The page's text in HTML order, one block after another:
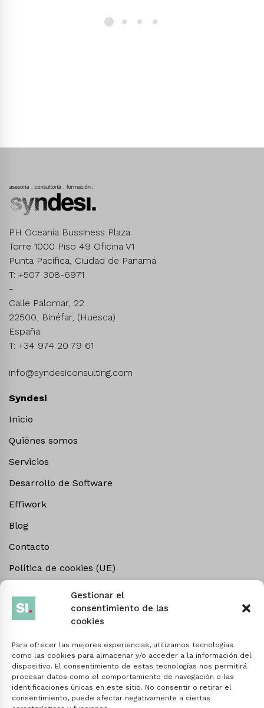
Gestionar el
consentimiento de las
cookies
Para ofrecer las mejores experiencias, utilizamos tecnologías
como las cookies para almacenar y/o acceder a la información del
dispositivo. El consentimiento de estas tecnologías nos permitirá
procesar datos como el comportamiento de navegación o las
identificaciones únicas en este sitio. No consentir o retirar el
consentimiento, puede afectar negativamente a ciertas
PH Oceanía Bussiness Plaza
Torre 1000 Piso 49 Oficina V1
Punta Pacífica, Ciudad de Panamá
T: +507 308-6971
-
Calle Palomar, 22
22500, Binéfar, (Huesca)
España
T: +34 974 20 79 61
info@syndesiconsulting.com
Syndesi
Inicio
Quiénes somos
Servicios
Desarrollo de Software
Effiwork
Blog
Contacto
Política de cookies (UE)
Suscríbete
Entérate de las últimas noticias de la empresa.
Linkedin Facebook